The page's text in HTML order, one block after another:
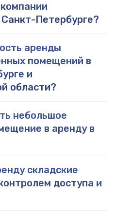
Петербурге?
аренды
помещений в
и
области?
небольшое
в аренду в
складские
доступа и